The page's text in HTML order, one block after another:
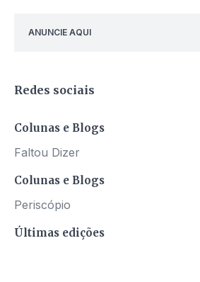
ANUNCIE AQUI
Redes sociais
Colunas e Blogs
Faltou Dizer
Colunas e Blogs
Periscópio
Últimas edições